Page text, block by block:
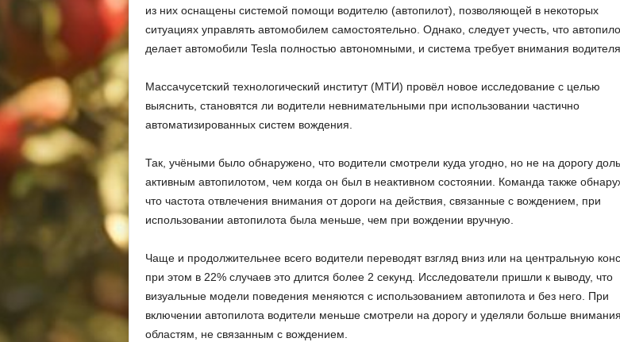
из них оснащены системой помощи водителю (автопилот), позволяющей в некоторых
ситуациях управлять автомобилем самостоятельно. Однако, следует учесть, что
делает автомобили Tesla полностью автономными, и система требует внимания водителя.
Массачусетский технологический институт (МТИ) провёл новое исследование с целью
выяснить, становятся ли водители невнимательными при использовании частично
автоматизированных систем вождения.
Так, учёными было обнаружено, что водители смотрели куда угодно, но не на дорогу
активным автопилотом, чем когда он был в неактивном состоянии. Команда также
что частота отвлечения внимания от дороги на действия, связанные с вождением, при
использовании автопилота была меньше, чем при вождении вручную.
Чаще и продолжительнее всего водители переводят взгляд вниз или на центральную
при этом в 22% случаев это длится более 2 секунд. Исследователи пришли к выводу, что
визуальные модели поведения меняются с использованием автопилота и без него. При
включении автопилота водители меньше смотрели на дорогу и уделяли больше внимания
областям, не связанным с вождением.